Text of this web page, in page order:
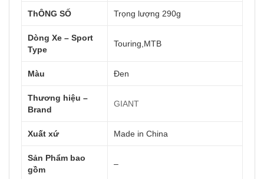
ThÔNG SỐ Trọng lượng 290g
Dòng Xe – Sport
Type
Touring,MTB
Màu Đen
Thương hiệu –
Brand
GIANT
Xuất xứ Made in China
Sản Phẩm bao
gồm
–